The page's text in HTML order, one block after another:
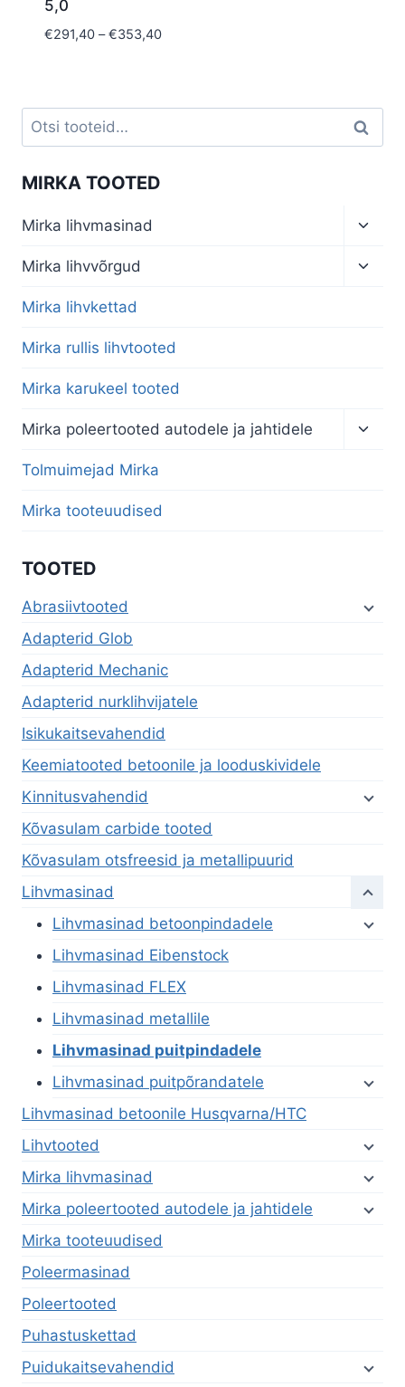
5,0
€291,40 – €353,40Price
Otsi: Otsi
MIRKA TOOTED
Mirka lihvmasinad
menu
Mirka lihvvõrgud
Mirka lihvkettad
Mirka rullis lihvtooted
Mirka karukeel tooted
Mirka poleertooted autodele ja jahtidele
Tolmuimejad Mirka
Mirka tooteuudised
TOOTED
Abrasiivtooted
Adapterid Glob
Adapterid Mechanic
Adapterid nurklihvijatele
Isikukaitsevahendid
Keemiatooted betoonile ja looduskividele
Kinnitusvahendid
Kõvasulam carbide tooted
Kõvasulam otsfreesid ja metallipuurid
Lihvmasinad
Lihvmasinad betoonpindadele
Lihvmasinad Eibenstock
Lihvmasinad FLEX
Lihvmasinad metallile
Lihvmasinad puitpindadele
Lihvmasinad puitpõrandatele
Lihvmasinad betoonile Husqvarna/HTC
Lihvtooted
Mirka lihvmasinad
Mirka poleertooted autodele ja jahtidele
Mirka tooteuudised
Poleermasinad
Poleertooted
Puhastuskettad
Puidukaitsevahendid